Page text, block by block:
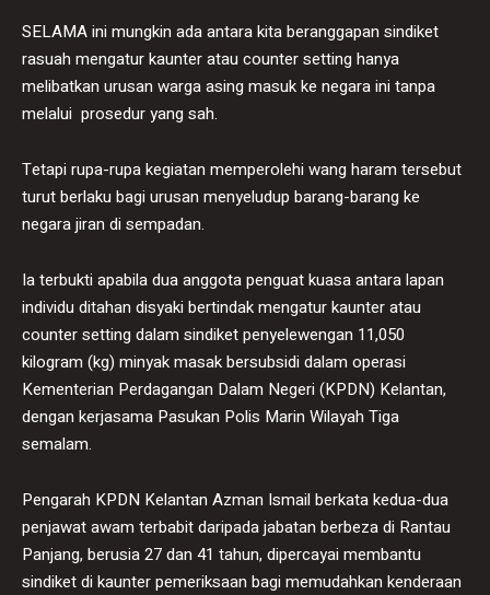
SELAMA ini mungkin ada antara kita beranggapan sindiket
rasuah mengatur kaunter atau counter setting hanya
melibatkan urusan warga asing masuk ke negara ini tanpa
melalui prosedur yang sah.
Tetapi rupa-rupa kegiatan memperolehi wang haram tersebut
turut berlaku bagi urusan menyeludup barang-barang ke
negara jiran di sempadan.
Ia terbukti apabila dua anggota penguat kuasa antara lapan
individu ditahan disyaki bertindak mengatur kaunter atau
counter setting dalam sindiket penyelewengan 11,050
kilogram (kg) minyak masak bersubsidi dalam operasi
Kementerian Perdagangan Dalam Negeri (KPDN) Kelantan,
dengan kerjasama Pasukan Polis Marin Wilayah Tiga
semalam.
Pengarah KPDN Kelantan Azman Ismail berkata kedua-dua
penjawat awam terbabit daripada jabatan berbeza di Rantau
Panjang, berusia 27 dan 41 tahun, dipercayai membantu
sindiket di kaunter pemeriksaan bagi memudahkan kenderaan